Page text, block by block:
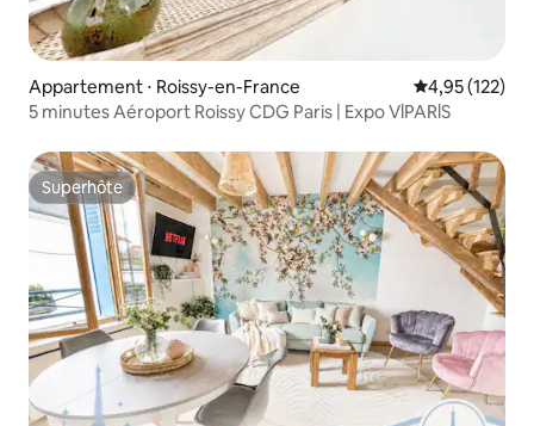
Appartement ⋅ Roissy-en-France Évaluation
4,95 (122)
5 minutes Aéroport Roissy CDG Paris | Expo VlPARlS
Superhôte
Superhôte